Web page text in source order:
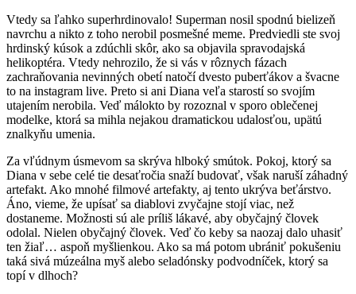
Vtedy sa ľahko superhrdinovalo! Superman nosil spodnú bielizeň
navrchu a nikto z toho nerobil posmešné meme. Predviedli ste svoj
hrdinský kúsok a zdúchli skôr, ako sa objavila spravodajská
helikoptéra. Vtedy nehrozilo, že si vás v rôznych fázach
zachraňovania nevinných obetí natočí dvesto puberťákov a švacne
to na instagram live. Preto si ani Diana veľa starostí so svojím
utajením nerobila. Veď málokto by rozoznal v sporo oblečenej
modelke, ktorá sa mihla nejakou dramatickou udalosťou, upätú
znalkyňu umenia.
Za vľúdnym úsmevom sa skrýva hlboký smútok. Pokoj, ktorý sa
Diana v sebe celé tie desaťročia snaží budovať, však naruší záhadný
artefakt. Ako mnohé filmové artefakty, aj tento ukrýva beťárstvo.
Áno, vieme, že upísať sa diablovi zvyčajne stojí viac, než
dostaneme. Možnosti sú ale príliš lákavé, aby obyčajný človek
odolal. Nielen obyčajný človek. Veď čo keby sa naozaj dalo uhasiť
ten žiaľ… aspoň myšlienkou. Ako sa má potom ubrániť pokušeniu
taká sivá múzeálna myš alebo seladónsky podvodníček, ktorý sa
topí v dlhoch?